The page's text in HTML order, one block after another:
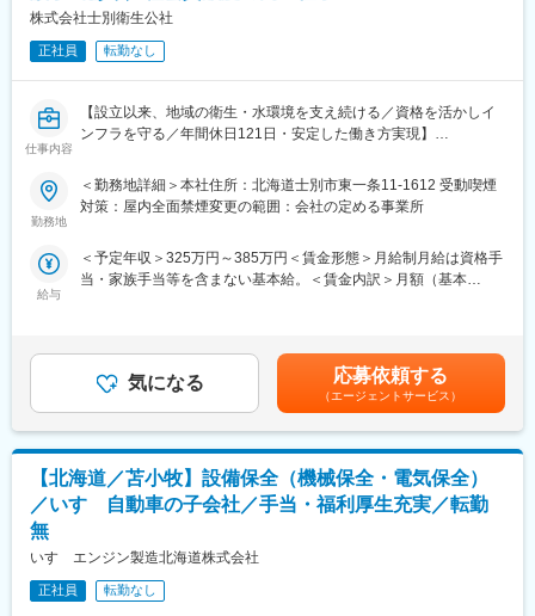
変更の範囲：会社の定める業務
■扱うサービス
上下水道や道路インフラ、環境関連の公共サービスを地域行政や
民間企業から受託し運営しています。
■組織構成
約60名規模の組織で現場スタッフと管理職が連携し、地域貢献を
実践しています。
■業務の魅力
会貢献性が魅力です。
■教育体制
長でき、幹部候補としてのキャリア形成が可能です。
■就業環境
現場作業からスタートし、スタッフ管理や部門マネージャーなど
幹部職へのキャリアアップが可能です。
大きなやりがいと誇りを持てる職場環境です。
変更の範囲：会社の定める業務
株式会社士別衛生公社
正社員 転勤なし
仕事内容
【設立以来、地域の衛生・水環境を支え続ける／資格を活かしイ
ンフラを守る／年間休日121日・安定した働き方実現】
■業務概要
当社は北海道士別市を中心に、士別市・剣淵町・和寒町に設置さ
守る重要な役割を担っていただきます。作業は主にワンマンで行
うため、自分のペースで業務に集中できる点が特徴です。
・必要に応じた浄化槽内の洗浄・清掃作業（汚泥の除去、各種装
置の洗浄等）
・作業車を使用した現場への移動および作業（基本的に1人作業／
大型・中型免許は入社後取得も可能）
・定期的な保守・点検や異常時の初期対応、必要に応じた報告・
記録書類の作成
・地域住民や取引先とのコミュニケーション・マナーを重視した
り
■扱うサービス
勤務地
＜勤務地詳細＞本社住所：北海道士別市東一条11-1612 受動喫煙
対策：屋内全面禁煙変更の範囲：会社の定める事業所
給与
＜予定年収＞325万円～385万円＜賃金形態＞月給制月給は資格手
当・家族手当等を含まない基本給。＜賃金内訳＞月額（基本
額であり、選考を通じて上下する可能性があります。月給(月額)は
固定手当を含めた表記です。
気になる 応募依頼する
（エージェントサービス）
【北海道／苫小牧】設備保全（機械保全・電気保全）
／いすゞ自動車の子会社／手当・福利厚生充実／転勤
無
いすゞエンジン製造北海道株式会社
正社員 転勤なし